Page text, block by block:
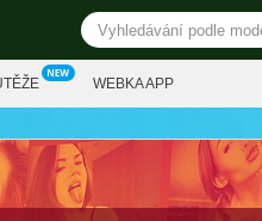
WEBKA APP